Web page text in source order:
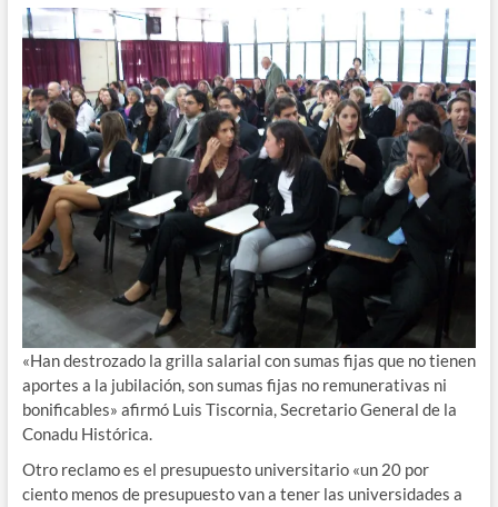
«Han destrozado la grilla salarial con sumas fijas que no tienen
aportes a la jubilación, son sumas fijas no remunerativas ni
bonificables» afirmó Luis Tiscornia, Secretario General de la
Conadu Histórica.
Otro reclamo es el presupuesto universitario «un 20 por
ciento menos de presupuesto van a tener las universidades a